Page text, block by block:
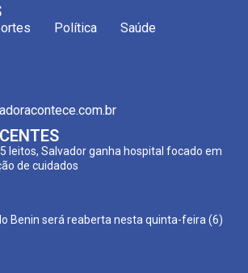
Política Saúde
leitos, Salvador ganha hospital focado em
de cuidados
Benin será reaberta nesta quinta-feira (6)